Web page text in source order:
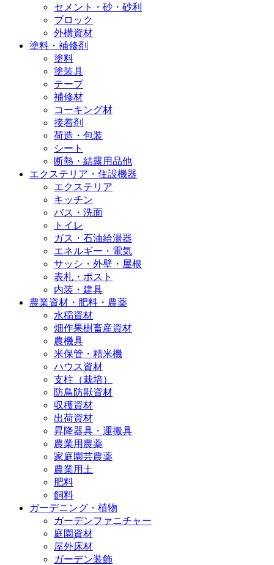
セメント・砂・砂利
ブロック
外構資材
塗料・補修剤
塗料
塗装具
テープ
補修材
コーキング材
接着剤
荷造・包装
シート
断熱・結露用品他
エクステリア・住設機器
エクステリア
キッチン
バス・洗面
トイレ
ガス・石油給湯器
エネルギー・電気
サッシ・外壁・屋根
表札・ポスト
内装・建具
農業資材・肥料・農薬
水稲資材
畑作果樹畜産資材
農機具
米保管・精米機
ハウス資材
支柱（栽培）
防鳥防獣資材
収穫資材
出荷資材
昇降器具・運搬具
農業用農薬
家庭園芸農薬
農業用土
肥料
飼料
ガーデニング・植物
ガーデンファニチャー
庭園資材
屋外床材
ガーデン装飾